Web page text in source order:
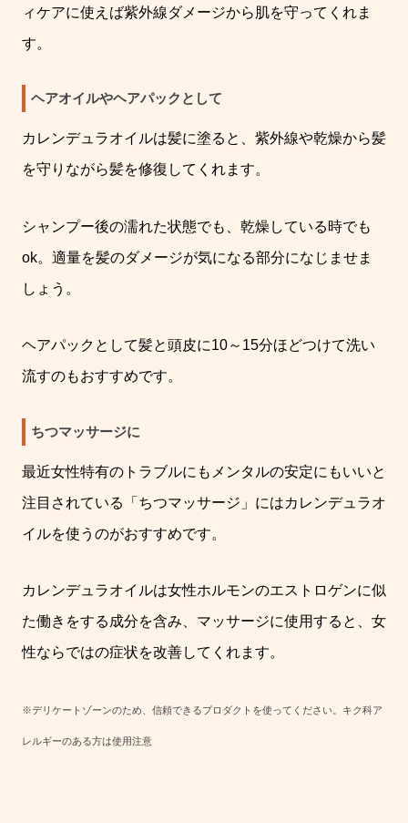
ィケアに使えば紫外線ダメージから肌を守ってくれま
す。
ヘアオイルやヘアパックとして
カレンデュラオイルは髪に塗ると、紫外線や乾燥から髪
を守りながら髪を修復してくれます。
シャンプー後の濡れた状態でも、乾燥している時でも
ok。 適量を髪のダメージが気になる部分になじませま
しょう。
ヘアパックとして髪と頭皮に10～ 15分ほどつけて洗い
流すのもおすすめです。
ちつマッサージに
最近女性特有のトラブルにもメンタルの安定にもいいと
注目されている「ちつマッサージ」にはカレンデュラオ
イルを使うのがおすすめです。
カレンデュラオイルは女性ホルモンのエストロゲンに似
た働きをする成分を含み、マッサージに使用すると、女
性ならではの症状を改善してくれます。
※デリケートゾーンのため、信頼できるプロダクトを使ってください。 キク科ア
レルギーのある方は使用注意